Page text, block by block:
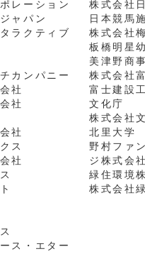
レーション
ャパン
ラクティブ
カンパニー
社
社
社
ス
社
ス・エター
株式会社
日本競馬
株式会社
板橋明星
美津野商
株式会社
富士建設
文化庁
株式会社
北里大学
野村ファ
ジ株式会
緑住環境
株式会社